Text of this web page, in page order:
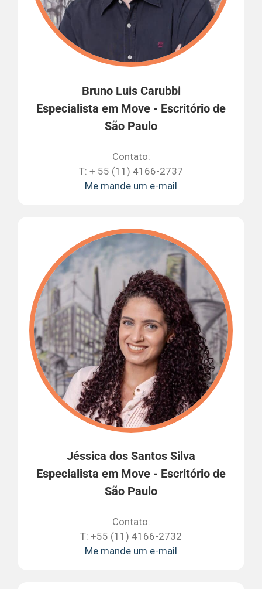
Bruno Luis Carubbi
Especialista em Move - Escritório de
São Paulo
Contato:
T: + 55 (11) 4166-2737
Me mande um e-mail
Jéssica dos Santos Silva
Especialista em Move - Escritório de
São Paulo
Contato:
T: +55 (11) 4166-2732
Me mande um e-mail